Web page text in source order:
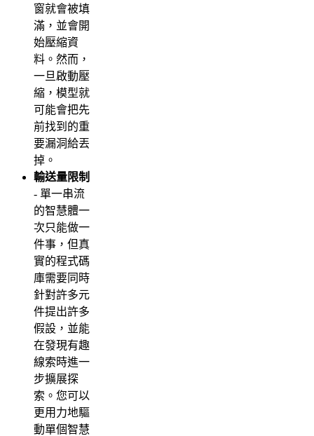
窗就會被填
滿，並會開
始壓縮資
料。然而，
一旦啟動壓
縮，模型就
可能會把先
前找到的重
要漏洞給丟
掉。
輸送量限制
- 單一串流
的智慧體一
次只能做一
件事，但真
實的程式碼
庫需要同時
針對許多元
件提出許多
假設，並能
在發現有趣
線索時進一
步擴展探
索。您可以
更用力地驅
動單個智慧